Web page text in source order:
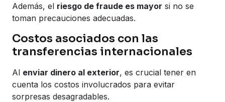
Además, el riesgo de fraude es mayor si no se
toman precauciones adecuadas.
Costos asociados con las
transferencias internacionales
Al enviar dinero al exterior, es crucial tener en
cuenta los costos involucrados para evitar
sorpresas desagradables.